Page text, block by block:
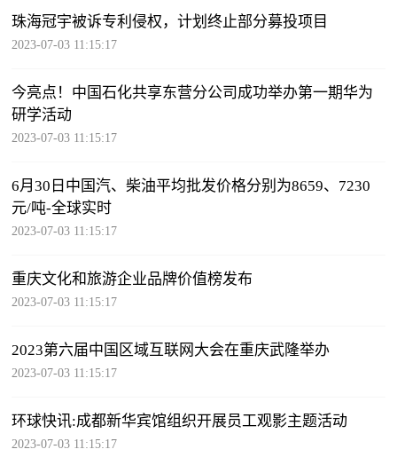
珠海冠宇被诉专利侵权，计划终止部分募投项目
2023-07-03 11:15:17
今亮点！中国石化共享东营分公司成功举办第一期华为
研学活动
2023-07-03 11:15:17
6月30日中国汽、柴油平均批发价格分别为8659、7230
元/吨-全球实时
2023-07-03 11:15:17
重庆文化和旅游企业品牌价值榜发布
2023-07-03 11:15:17
2023第六届中国区域互联网大会在重庆武隆举办
2023-07-03 11:15:17
环球快讯:成都新华宾馆组织开展员工观影主题活动
2023-07-03 11:15:17